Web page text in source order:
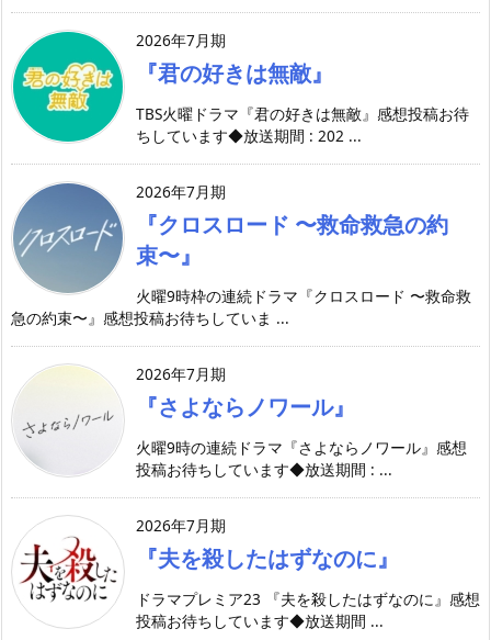
2026年7月期
『君の好きは無敵』
TBS火曜ドラマ『君の好きは無敵』感想投稿お待
ちしています◆放送期間 : 202 ...
2026年7月期
『クロスロード 〜救命救急の約
束〜』
火曜9時枠の連続ドラマ『クロスロード 〜救命救
急の約束〜』感想投稿お待ちしていま ...
2026年7月期
『さよならノワール』
火曜9時の連続ドラマ『さよならノワール』感想
投稿お待ちしています◆放送期間 : ...
2026年7月期
『夫を殺したはずなのに』
ドラマプレミア23 『夫を殺したはずなのに』感想
投稿お待ちしています◆放送期間 ...